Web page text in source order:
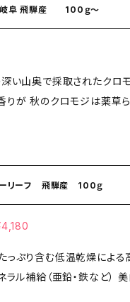
阜 飛騨産 100ｇ～
奥で採取されたクロモジの葉。 春の
が 秋のクロモジは薬草らしさ
リーフ 飛騨産 100ｇ
り含む低温乾燥による高品質ハー
給（亜鉛・鉄など） 美白 マルベリーに含ま